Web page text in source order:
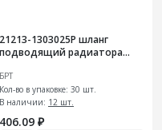
21213-1303025Р шланг
подводящий радиатора
БРТ
Кол-во в упаковке: 30 шт.
В наличии: 12 шт.
406.09 ₽